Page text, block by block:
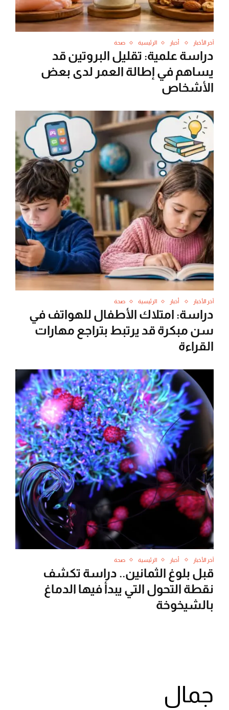
آخر الأخبار أخبار الرئيسية صحة
دراسة علمية: تقليل البروتين قد
يساهم في إطالة العمر لدى بعض
الأشخاص
آخر الأخبار أخبار الرئيسية صحة
دراسة: امتلاك الأطفال للهواتف في
سن مبكرة قد يرتبط بتراجع مهارات
القراءة
آخر الأخبار أخبار الرئيسية صحة
قبل بلوغ الثمانين.. دراسة تكشف
نقطة التحول التي يبدأ فيها الدماغ
بالشيخوخة
جمال‬